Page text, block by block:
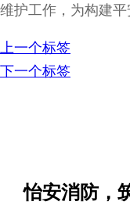
维护工作，为构建平
上一个标签
下一个标签
怡安消防，